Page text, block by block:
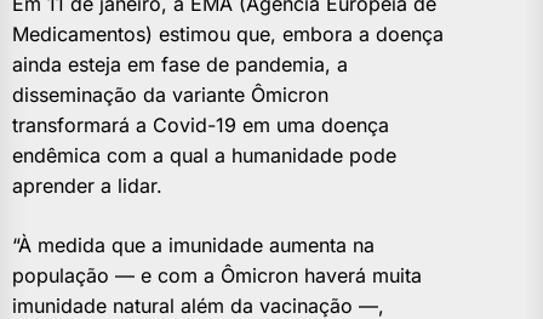
Medicamentos) estimou que, embora a doença
ainda esteja em fase de pandemia, a
disseminação da variante Ômicron
transformará a Covid-19 em uma doença
endêmica com a qual a humanidade pode
aprender a lidar.
“À medida que a imunidade aumenta na
população — e com a Ômicron haverá muita
imunidade natural além da vacinação —,